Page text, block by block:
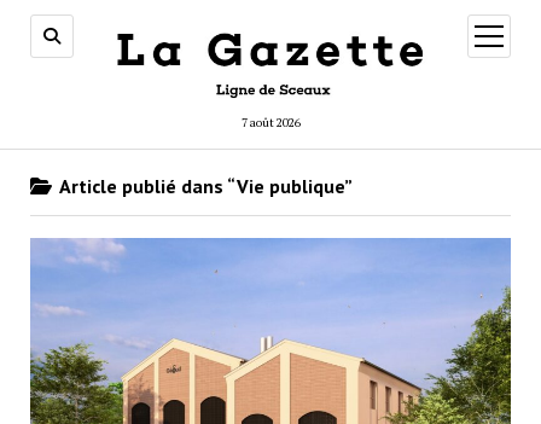
7 août 2026
ouvrir
menu
Article publié dans “Vie publique”